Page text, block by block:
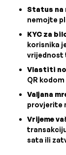
Status na
nemojte
KYC za
korisnika
vrijednost
Vlastiti
QR
Valjana
provjerite
Vrijeme
sata ili